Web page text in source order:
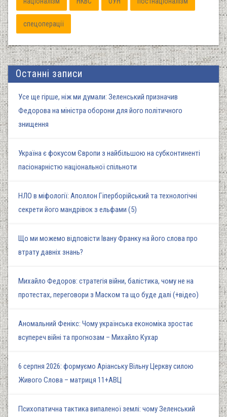
спецоперації
Останні записи
Усе ще гірше, ніж ми думали: Зеленський призначив
Федорова на міністра оборони для його політичного
знищення
Україна є фокусом Європи з найбільшою на субконтиненті
пасіонарністю національної спільноти
НЛО в міфології: Аполлон Гіперборійський та технологічні
секрети його мандрівок з ельфами (5)
Що ми можемо відповісти Івану Франку на його слова про
втрату давніх знань?
Михайло Федоров: стратегія війни, балістика, чому не на
протестах, переговори з Маском та що буде далі (+відео)
Аномальний Фенікс: Чому українська економіка зростає
всупереч війні та прогнозам – Михайло Кухар
6 серпня 2026: формуємо Аріанську Вільну Церкву силою
Живого Слова – матриця 11+АВЦ
Психопатична тактика випаленої землі: чому Зеленський